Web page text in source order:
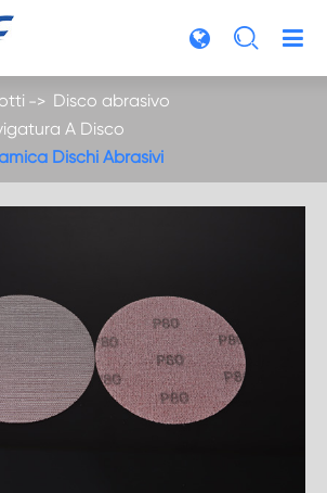

Disco abrasivo
A Disco
Dischi Abrasivi